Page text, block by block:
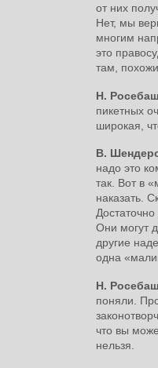
от них
Нет, мы
многим
это
там,
Н.
пикетных
широкая,
В.
надо это
так. Вот в
наказать.
Они могут
другие
одна
Н.
поняли.
что вы
нельзя.